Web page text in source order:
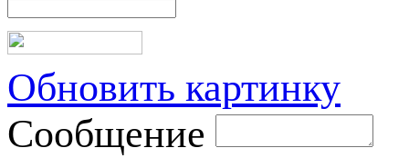
Обновить картинку
Сообщение